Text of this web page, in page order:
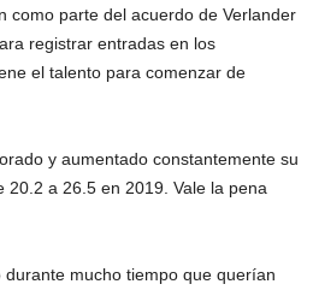
como parte del acuerdo de Verlander
registrar entradas en los
el talento para comenzar de
y aumentado constantemente su
20.2 a 26.5 en 2019. Vale la pena
mucho tiempo que querían